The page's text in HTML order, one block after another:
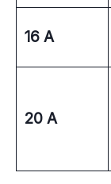
16 A
20 A